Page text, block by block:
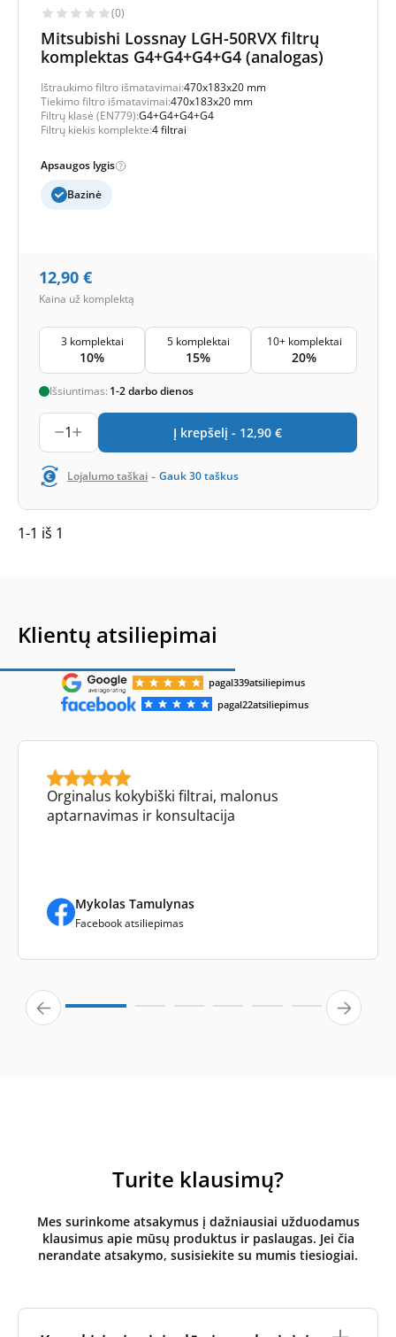
(0)
Mitsubishi Lossnay LGH-50RVX filtrų
komplektas G4+G4+G4+G4 (analogas)
Ištraukimo filtro išmatavimai:470x183x20 mm
Tiekimo filtro išmatavimai:470x183x20 mm
Filtrų klasė (EN779):G4+G4+G4+G4
Filtrų kiekis komplekte:4 filtrai
Apsaugos lygis
Bazinė
12,90 €
Kaina už komplektą
3 komplektai
10%
5 komplektai
15%
10+ komplektai
20%
Išsiuntimas: 1-2 darbo dienos
1 Į krepšelį - 12,90 €
Lojalumo taškai - Gauk30taškus
1-1 iš 1
Klientų atsiliepimai
pagal339atsiliepimus
pagal22atsiliepimus
Orginalus kokybiški filtrai, malonus
aptarnavimas ir konsultacija
Mykolas Tamulynas
Facebook atsiliepimas
Turite klausimų?
Mes surinkome atsakymus į dažniausiai užduodamus
klausimus apie mūsų produktus ir paslaugas. Jei čia
nerandate atsakymo, susisiekite su mumis tiesiogiai.